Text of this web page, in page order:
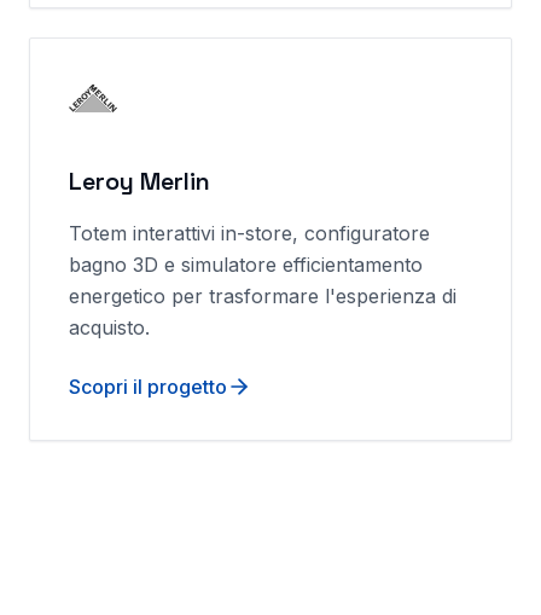
Leroy Merlin
Totem interattivi in-store, configuratore
bagno 3D e simulatore efficientamento
energetico per trasformare l'esperienza di
acquisto.
Scopri il progetto